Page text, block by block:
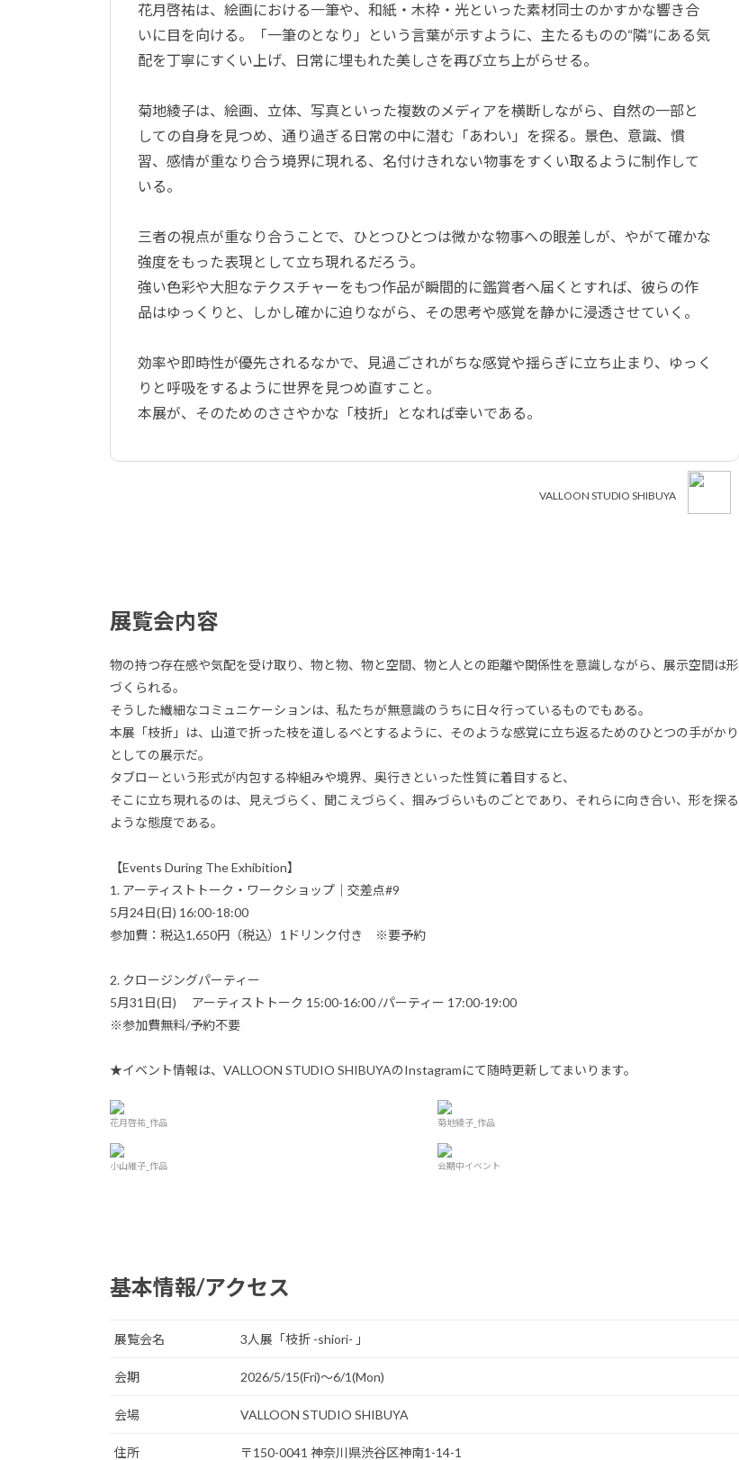
花月啓祐は、絵画における一筆や、和紙・木枠・光といった素材同士のかすかな響き合
いに目を向ける。「一筆のとなり」という言葉が示すように、主たるものの“隣”にある気
配を丁寧にすくい上げ、日常に埋もれた美しさを再び立ち上がらせる。
菊地綾子は、絵画、立体、写真といった複数のメディアを横断しながら、自然の一部と
しての自身を見つめ、通り過ぎる日常の中に潜む「あわい」を探る。景色、意識、慣
習、感情が重なり合う境界に現れる、名付けきれない物事をすくい取るように制作して
いる。
三者の視点が重なり合うことで、ひとつひとつは微かな物事への眼差しが、やがて確かな
強度をもった表現として立ち現れるだろう。
強い色彩や大胆なテクスチャーをもつ作品が瞬間的に鑑賞者へ届くとすれば、彼らの作
品はゆっくりと、しかし確かに迫りながら、その思考や感覚を静かに浸透させていく。
効率や即時性が優先されるなかで、見過ごされがちな感覚や揺らぎに立ち止まり、ゆっく
りと呼吸をするように世界を見つめ直すこと。
本展が、そのためのささやかな「枝折」となれば幸いである。
VALLOON STUDIO SHIBUYA
展覧会内容
物の持つ存在感や気配を受け取り、物と物、物と空間、物と人との距離や関係性を意識しながら、展示空間は形
づくられる。
そうした繊細なコミュニケーションは、私たちが無意識のうちに日々行っているものでもある。
本展「枝折」は、山道で折った枝を道しるべとするように、そのような感覚に立ち返るためのひとつの手がかり
としての展示だ。
タブローという形式が内包する枠組みや境界、奥行きといった性質に着目すると、
そこに立ち現れるのは、見えづらく、聞こえづらく、掴みづらいものごとであり、それらに向き合い、形を探る
ような態度である。
【Events During The Exhibition】
1. アーティストトーク・ワークショップ｜交差点#9
5月24日(日) 16:00-18:00
参加費：税込1,650円（税込）1ドリンク付き ※要予約
2. クロージングパーティー
5月31日(日) アーティストトーク 15:00-16:00 /パーティー 17:00-19:00
※参加費無料/予約不要
★イベント情報は、VALLOON STUDIO SHIBUYAのInstagramにて随時更新してまいります。
花月啓祐_作品 菊地綾子_作品
小山維子_作品 会期中イベント
基本情報/アクセス
展覧会名 3人展「枝折 -shiori- 」
会期 2026/5/15(Fri)〜6/1(Mon)
会場 VALLOON STUDIO SHIBUYA
住所 〒150-0041 神奈川県渋谷区神南1-14-1